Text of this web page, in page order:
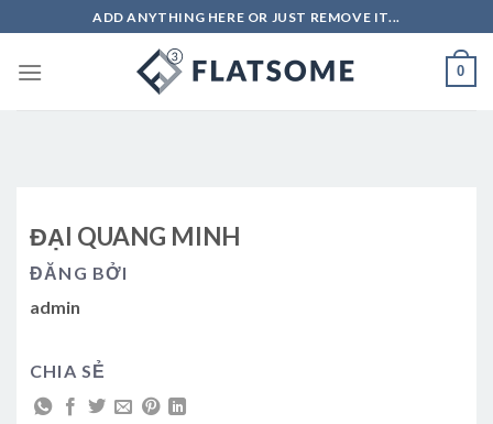
to
content
ADD ANYTHING HERE OR JUST REMOVE IT...
0
ĐẠI QUANG MINH
ĐĂNG BỞI
admin
CHIA SẺ